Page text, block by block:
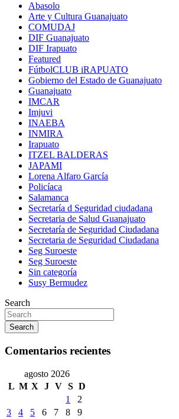
Abasolo
Arte y Cultura Guanajuato
COMUDAJ
DIF Guanajuato
DIF Irapuato
Featured
FútbolCLUB iRAPUATO
Gobierno del Estado de Guanajuato
Guanajuato
IMCAR
Imjuvi
INAEBA
INMIRA
Irapuato
ITZEL BALDERAS
JAPAMI
Lorena Alfaro García
Policíaca
Salamanca
Secretaría d Seguridad ciudadana
Secretaria de Salud Guanajuato
Secretaría de Seguridad Ciudadana
Secretaria de Seguridad Ciudadana
Seg Suroeste
Seg Suroeste
Sin categoría
Susy Bermudez
Search
Search
Comentarios recientes
agosto 2026
L M X J V S D
1
2
3
4 5 6 7 8
9